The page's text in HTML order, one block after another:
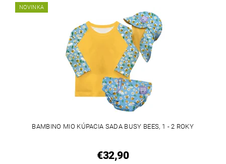
NOVINKA
BAMBINO MIO KÚPACIA SADA BUSY BEES, 1 - 2 ROKY
€32,90